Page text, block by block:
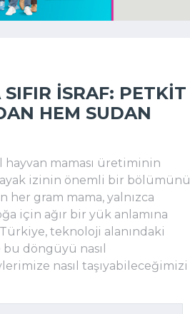
İSRAF: PETKIT
HEM SUDAN
hayvan maması üretiminin
ayak izinin önemli bir bölümünü
gram mama, yalnızca
için ağır bir yük anlamına
teknoloji alanındaki
döngüyü nasıl
nasıl taşıyabileceğimizi